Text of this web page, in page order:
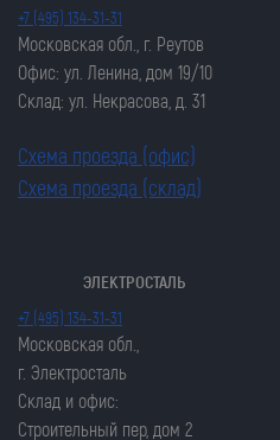
+7 (495) 134-31-31
Московская обл., г. Реутов
Офис: ул. Ленина, дом 19/10
Склад: ул. Некрасова, д. 31
Схема проезда (офис)
Схема проезда (склад)
ЭЛЕКТРОСТАЛЬ
+7 (495) 134-31-31
Московская обл.,
г. Электросталь
Склад и офис:
Строительный пер, дом 2
Закрыть попап
ЗАКАЗАТЬ ЦЕПЬ
Закрыть попап
ОСТАВИТЬ ЗАЯВКУ
Закрыть попап
ОСТАВИТЬ ЗАЯВКУ
Закрыть попап
ЗАКАЗАТЬ ЦЕПЬ